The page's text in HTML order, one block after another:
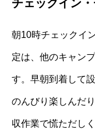
チェックイン
朝10時チェックイ
定は、他のキャン
す。早朝到着して
のんびり楽しんだ
収作業で慌ただし